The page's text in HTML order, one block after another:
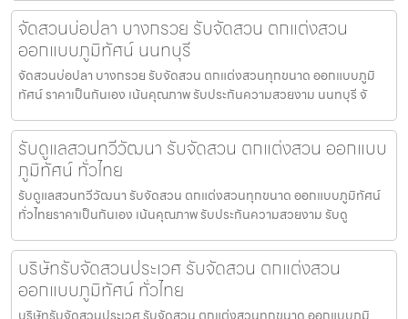
จัดสวนบ่อปลา บางกรวย รับจัดสวน ตกแต่งสวน
ออกแบบภูมิทัศน์ นนทบุรี
จัดสวนบ่อปลา บางกรวย รับจัดสวน ตกแต่งสวนทุกขนาด ออกแบบภูมิ
ทัศน์ ราคาเป็นกันเอง เน้นคุณภาพ รับประกันความสวยงาม นนทบุรี จั
รับดูแลสวนทวีวัฒนา รับจัดสวน ตกแต่งสวน ออกแบบ
ภูมิทัศน์ ทั่วไทย
รับดูแลสวนทวีวัฒนา รับจัดสวน ตกแต่งสวนทุกขนาด ออกแบบภูมิทัศน์
ทั่วไทยราคาเป็นกันเอง เน้นคุณภาพ รับประกันความสวยงาม รับดู
บริษัทรับจัดสวนประเวศ รับจัดสวน ตกแต่งสวน
ออกแบบภูมิทัศน์ ทั่วไทย